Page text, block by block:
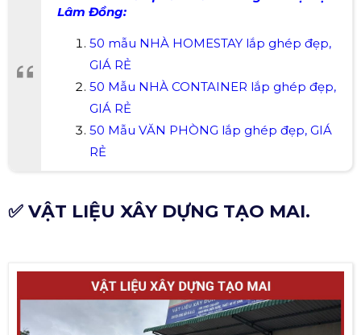
Lâm Đồng:
50 mẫu NHÀ HOMESTAY lắp ghép đẹp,
GIÁ RẺ
50 Mẫu NHÀ CONTAINER lắp ghép đẹp,
GIÁ RẺ
50 Mẫu VĂN PHÒNG lắp ghép đẹp, GIÁ
RẺ
✅ VẬT LIỆU XÂY DỰNG TẠO MAI.